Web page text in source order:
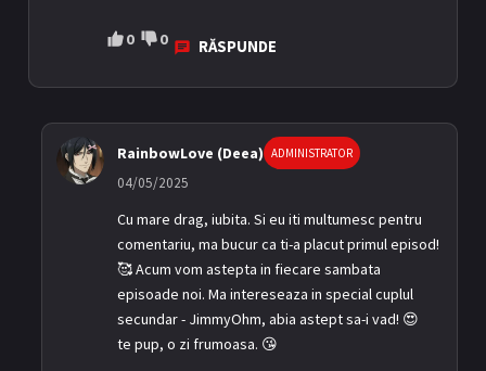
0 0 RĂSPUNDE
RainbowLove (Deea) ADMINISTRATOR
04/05/2025
Cu mare drag, iubita. Si eu iti multumesc pentru
comentariu, ma bucur ca ti-a placut primul episod!
🥰 Acum vom astepta in fiecare sambata
episoade noi. Ma intereseaza in special cuplul
secundar - JimmyOhm, abia astept sa-i vad! 😍
te pup, o zi frumoasa. 😘